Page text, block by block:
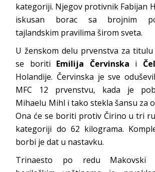
kategoriji. Njegov protivnik Fabijan
iskusan borac sa brojnim
tajlandskim pravilima širom sveta.
U ženskom delu prvenstva za
se boriti Emilija Červinska i
Holandije. Červinska je sve
MFC 12 prvenstvu, kada je
Mihaelu Mihl i tako stekla šansu za
Ona će se boriti protiv Čirino u tri
kategoriji do 62 kilograma.
borbi je dat u nastavku.
Trinaesto po redu Makovski